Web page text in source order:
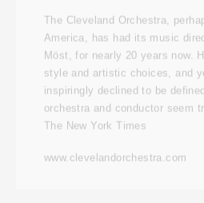
America, has had its music
Möst, for nearly 20 years now.
style and artistic choices, and
inspiringly declined to be
orchestra and conductor seem
The New York Times